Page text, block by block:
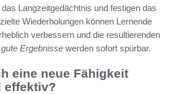
Langzeitgedächtnis und festigen das
Wiederholungen können Lernende
verbessern und die resultierenden
Ergebnisse werden sofort spürbar.
eine neue Fähigkeit
effektiv?